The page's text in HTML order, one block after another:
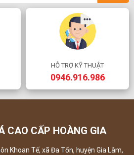
HỖ TRỢ KỸ THUẬT
0946.916.986
CAO CẤP HOÀNG GIA
Khoan Tế, xã Đa Tốn, huyện Gia Lâm,